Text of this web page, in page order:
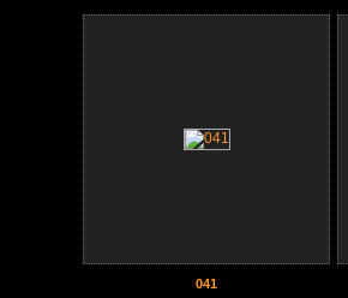
041